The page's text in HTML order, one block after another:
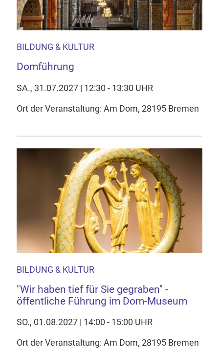
BILDUNG & KULTUR
Domführung
SA., 31.07.2027 | 12:30 - 13:30 UHR
Ort der Veranstaltung: Am Dom, 28195 Bremen
BILDUNG & KULTUR
"Wir haben tief für Sie gegraben" -
öffentliche Führung im Dom-Museum
SO., 01.08.2027 | 14:00 - 15:00 UHR
Ort der Veranstaltung: Am Dom, 28195 Bremen